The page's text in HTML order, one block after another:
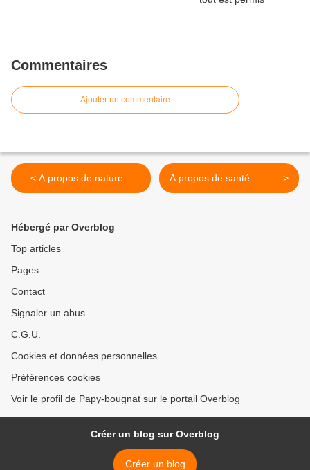
Commentaires
Ajouter un commentaire
< A propos de nature... A propos de santé .......... >
Hébergé par Overblog
Top articles
Pages
Contact
Signaler un abus
C.G.U.
Cookies et données personnelles
Préférences cookies
Voir le profil de Papy-bougnat sur le portail Overblog
Créer un blog sur Overblog
Créer un blog